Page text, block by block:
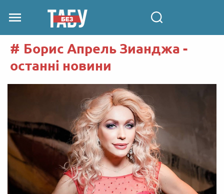
Борис Апрель Зианджа -
останні новини